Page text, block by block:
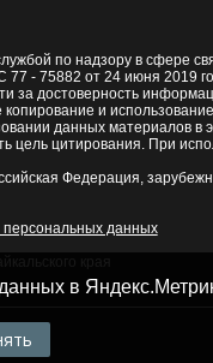
по надзору в сфере
- 75882 от 24 июня 2019
за достоверность
и
данных материалов
цель цитирования. При
Федерация,
персональных данных
в